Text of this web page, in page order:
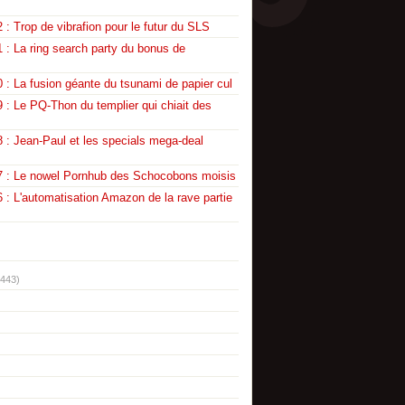
: Trop de vibrafion pour le futur du SLS
: La ring search party du bonus de
: La fusion géante du tsunami de papier cul
: Le PQ-Thon du templier qui chiait des
: Jean-Paul et les specials mega-deal
: Le nowel Pornhub des Schocobons moisis
: L'automatisation Amazon de la rave partie